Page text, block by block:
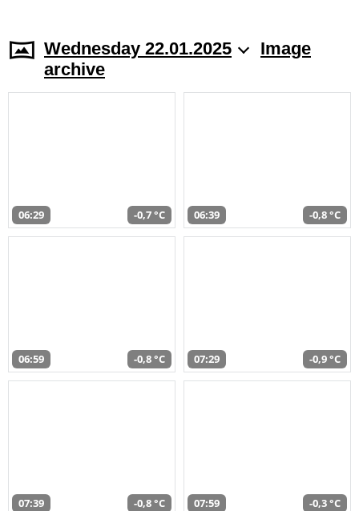
Wednesday 22.01.2025
Image
archive
06:29 -0,7 °C 06:39 -0,8 °C
06:59 -0,8 °C 07:29 -0,9 °C
07:39 -0,8 °C 07:59 -0,3 °C